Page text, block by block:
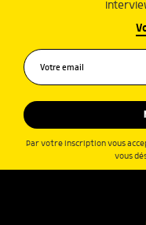
Par votre inscription vous
vous